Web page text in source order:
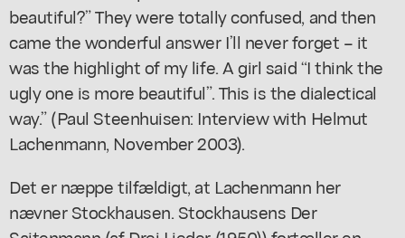
beautiful?” They were totally confused, and then
came the wonderful answer I’ll never forget – it
was the highlight of my life. A girl said “I think the
ugly one is more beautiful”. This is the dialectical
way.” (Paul Steenhuisen: Interview with Helmut
Lachenmann, November 2003).
Det er næppe tilfældigt, at Lachenmann her
nævner Stockhausen. Stockhausens Der